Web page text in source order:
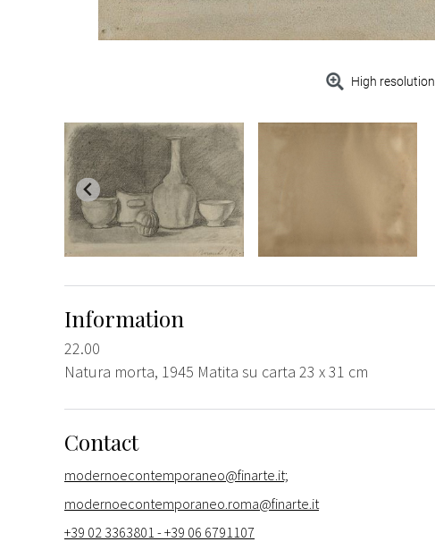
High resolution
Information
22.00
Natura morta, 1945 Matita su carta 23 x 31 cm
Contact
modernoecontemporaneo@finarte.it;
modernoecontemporaneo.roma@finarte.it
+39 02 3363801 - +39 06 6791107